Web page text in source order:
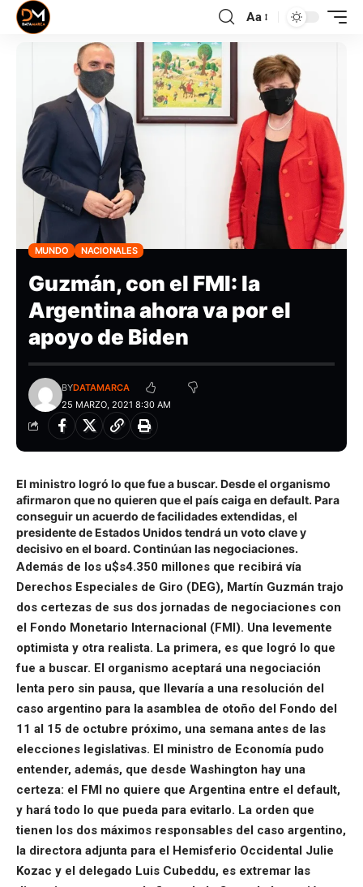
Aa
MUNDO NACIONALES
Guzmán, con el FMI: la
Argentina ahora va por el
apoyo de Biden
25 MARZO, 2021 8:30 AM
BYDATAMARCA
El ministro logró lo que fue a buscar. Desde el organismo
afirmaron que no quieren que el país caiga en default. Para
conseguir un acuerdo de facilidades extendidas, el
presidente de Estados Unidos tendrá un voto clave y
decisivo en el board. Continúan las negociaciones.
Además de los u$s4.350 millones que recibirá vía
Derechos Especiales de Giro (DEG), Martín Guzmán trajo
dos certezas de sus dos jornadas de negociaciones con
el Fondo Monetario Internacional (FMI). Una levemente
optimista y otra realista. La primera, es que logró lo que
fue a buscar. El organismo aceptará una negociación
lenta pero sin pausa, que llevaría a una resolución del
caso argentino para la asamblea de otoño del Fondo del
11 al 15 de octubre próximo, una semana antes de las
elecciones legislativas. El ministro de Economía pudo
entender, además, que desde Washington hay una
certeza: el FMI no quiere que Argentina entre el default,
y hará todo lo que pueda para evitarlo. La orden que
tienen los dos máximos responsables del caso argentino,
la directora adjunta para el Hemisferio Occidental Julie
Kozac y el delegado Luis Cubeddu, es extremar las